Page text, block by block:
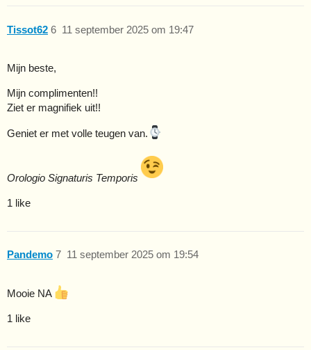
Tissot62 11 september 2025 om 19:47
6
Mijn beste,
Mijn complimenten!!
Ziet er magnifiek uit!!
Geniet er met volle teugen van.
Orologio Signaturis Temporis
1 like
Pandemo 11 september 2025 om 19:54
7
Mooie NA
1 like